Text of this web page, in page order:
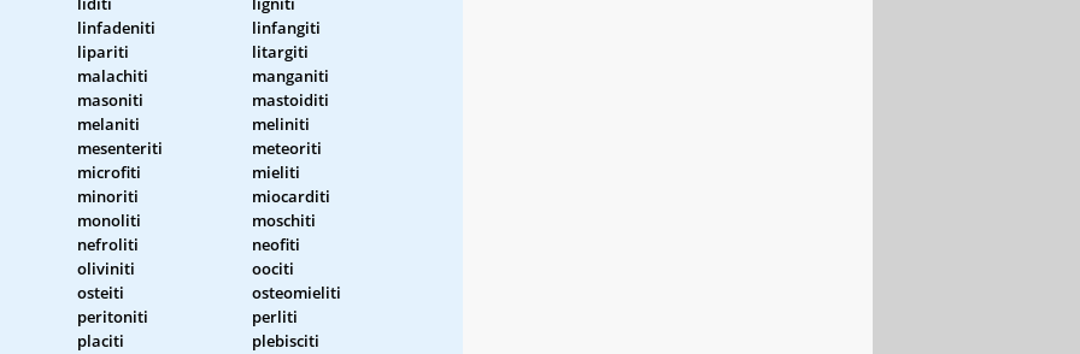
linfadeniti
linfangiti
lipariti
litargiti
malachiti
manganiti
masoniti
mastoiditi
melaniti
meliniti
mesenteriti
meteoriti
microfiti
mieliti
minoriti
miocarditi
monoliti
moschiti
nefroliti
neofiti
oliviniti
oociti
osteiti
osteomieliti
peritoniti
perliti
placiti
plebisciti